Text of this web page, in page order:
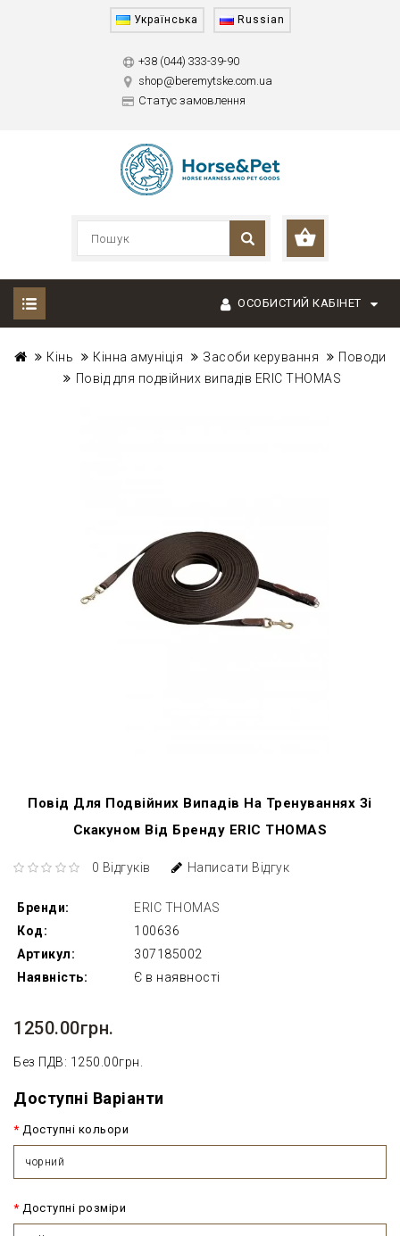
Українська Russian
+38 (044) 333-39-90
shop@beremytske.com.ua
Статус замовлення
ОСОБИСТИЙ КАБІНЕТ
Кінь Кінна амуніція Засоби керування
Поводи
Повід для подвійних випадів ERIC THOMAS
Повід Для Подвійних Випадів На Тренуваннях Зі
Скакуном Від Бренду ERIC THOMAS
0 Відгуків Написати Відгук
Бренди:
ERIC THOMAS
Код:
100636
Артикул:
307185002
Наявність:
Є в наявності
1250.00грн.
Без ПДВ: 1250.00грн.
Доступні Варіанти
Доступні кольори
чорний
Доступні розміри